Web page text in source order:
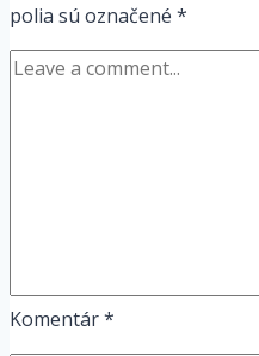
polia sú označené *
Komentár*